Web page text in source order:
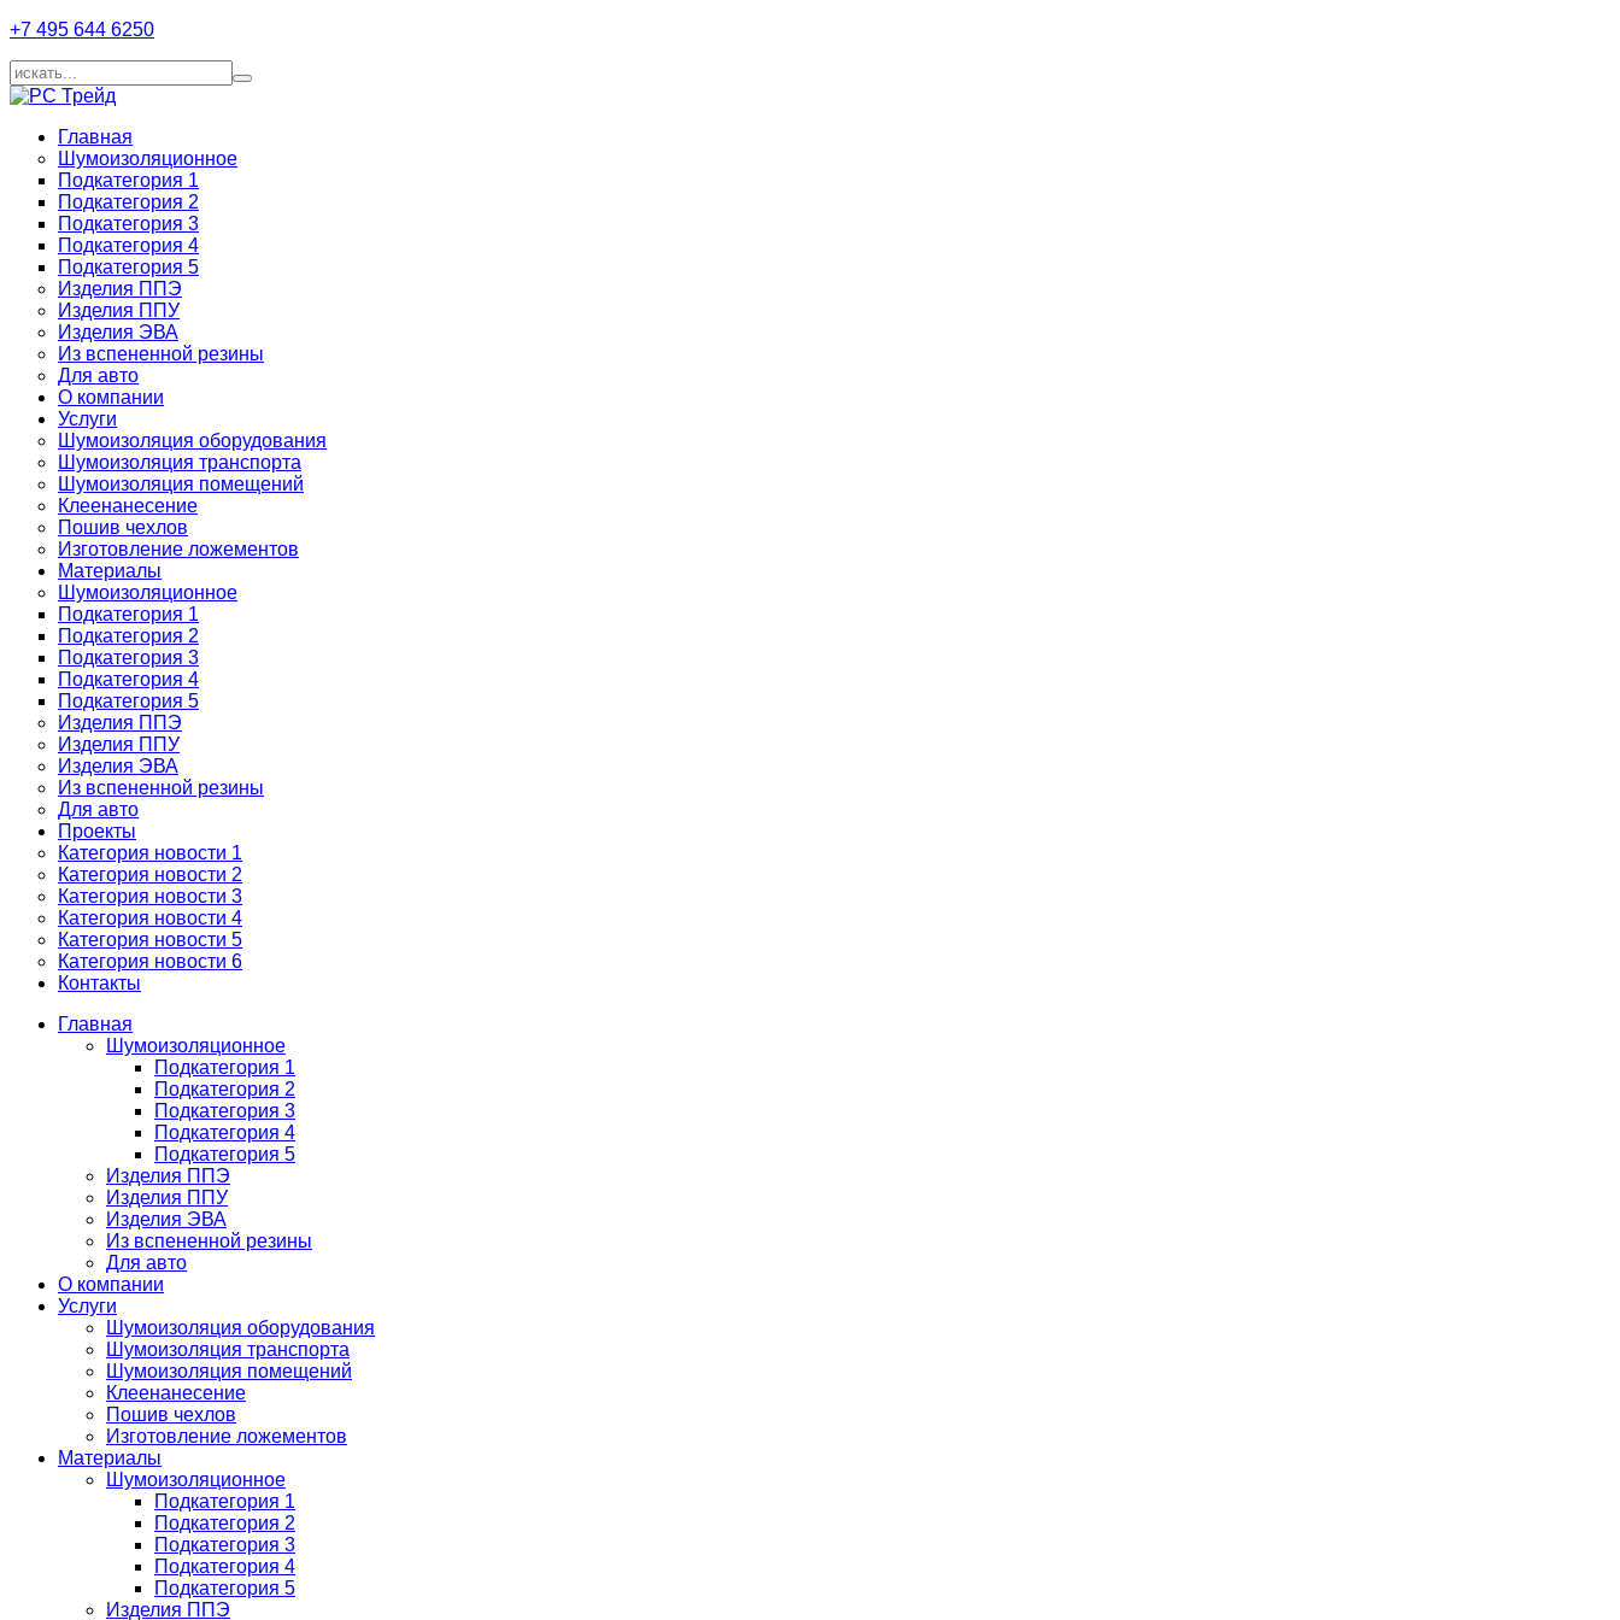
+7 495 644 6250
Главная
Шумоизоляционное
Подкатегория 1
Подкатегория 2
Подкатегория 3
Подкатегория 4
Подкатегория 5
Изделия ППЭ
Изделия ППУ
Изделия ЭВА
Из вспененной резины
Для авто
О компании
Услуги
Шумоизоляция оборудования
Шумоизоляция транспорта
Шумоизоляция помещений
Клеенанесение
Пошив чехлов
Изготовление ложементов
Материалы
Шумоизоляционное
Подкатегория 1
Подкатегория 2
Подкатегория 3
Подкатегория 4
Подкатегория 5
Изделия ППЭ
Изделия ППУ
Изделия ЭВА
Из вспененной резины
Для авто
Проекты
Категория новости 1
Категория новости 2
Категория новости 3
Категория новости 4
Категория новости 5
Категория новости 6
Контакты
Главная
Шумоизоляционное
Подкатегория 1
Подкатегория 2
Подкатегория 3
Подкатегория 4
Подкатегория 5
Изделия ППЭ
Изделия ППУ
Изделия ЭВА
Из вспененной резины
Для авто
О компании
Услуги
Шумоизоляция оборудования
Шумоизоляция транспорта
Шумоизоляция помещений
Клеенанесение
Пошив чехлов
Изготовление ложементов
Материалы
Шумоизоляционное
Подкатегория 1
Подкатегория 2
Подкатегория 3
Подкатегория 4
Подкатегория 5
Изделия ППЭ